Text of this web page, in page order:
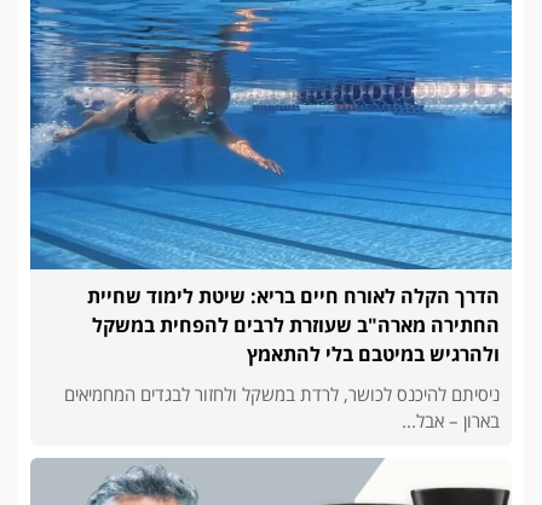
הדרך הקלה לאורח חיים בריא: שיטת לימוד שחיית
החתירה מארה"ב שעוזרת לרבים להפחית במשקל
ולהרגיש במיטבם בלי להתאמץ
ניסיתם להיכנס לכושר, לרדת במשקל ולחזור לבגדים המחמיאים
בארון – אבל...